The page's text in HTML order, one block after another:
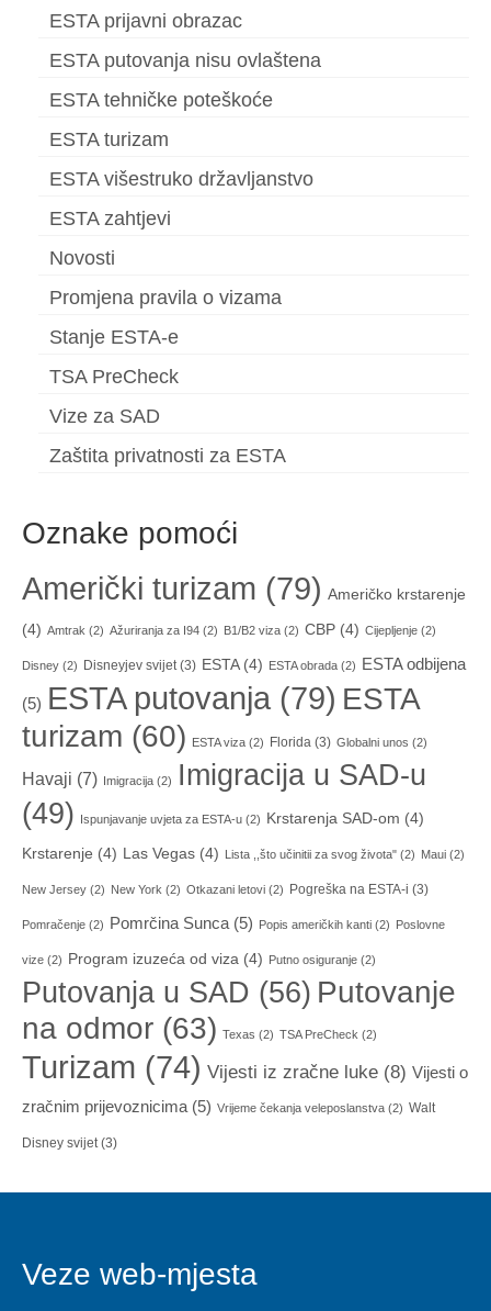
ESTA prijavni obrazac
ESTA putovanja nisu ovlaštena
ESTA tehničke poteškoće
ESTA turizam
ESTA višestruko državljanstvo
ESTA zahtjevi
Novosti
Promjena pravila o vizama
Stanje ESTA-e
TSA PreCheck
Vize za SAD
Zaštita privatnosti za ESTA
Oznake pomoći
Američki turizam (79) Američko krstarenje
(4) Amtrak (2) Ažuriranja za I94 (2) B1/B2 viza (2) CBP (4) Cijepljenje (2)
Disney (2) Disneyjev svijet(3) ESTA(4) ESTA obrada (2) ESTA odbijena
(5) ESTA putovanja (79) ESTA
turizam (60) ESTA viza (2) Florida (3) Globalni unos (2)
Havaji (7) Imigracija (2)
Imigracija u SAD-u
(49)
Ispunjavanje uvjeta za ESTA-u (2) Krstarenja SAD-om (4)
Krstarenje (4) Las Vegas (4) Lista ,,što učinitii za svog života" (2) Maui (2)
New Jersey (2) New York (2) Otkazani letovi (2) Pogreška na ESTA-i (3)
Pomračenje (2) Pomrčina Sunca(5) Popis američkih kanti (2) Poslovne
vize (2) Program izuzeća od viza (4) Putno osiguranje (2)
Putovanja u SAD (56) Putovanje
na odmor (63) Texas (2) TSA PreCheck (2)
Turizam (74) Vijesti iz zračne luke (8) Vijesti o
zračnim prijevoznicima(5) Vrijeme čekanja veleposlanstva (2) Walt
Disney svijet(3)
Veze web-mjesta